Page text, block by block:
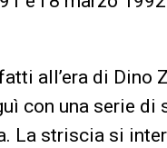
all’era di Dino
con una serie
La striscia si